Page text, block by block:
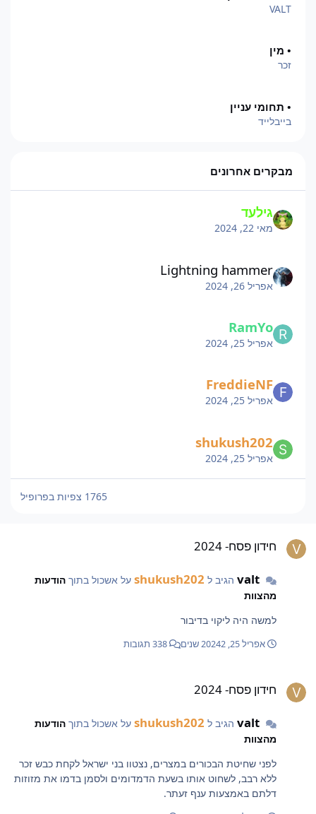
VALT
• מין
זכר
• תחומי עניין
בייבלייד
מבקרים אחרונים
גילעד
מאי 22, 2024
Lightning hammer
אפריל 26, 2024
RamYo
אפריל 25, 2024
FreddieNF
אפריל 25, 2024
shukush202
אפריל 25, 2024
1765 צפיות בפרופיל
חידון פסח- 2024
valtהגיב ל shukush202על אשכול בתוך הודעות
מהצוות
למשה היה ליקוי בדיבור
אפריל 25, 2024 2 שנים
חידון פסח- 2024
valtהגיב ל shukush202על אשכול בתוך הודעות
מהצוות
לפני שחיטת הבכורים במצרים, נצטוו בני ישראל לקחת כבש זכר
ללא רבב, לשחוט אותו בשעת הדמדומים ולסמן בדמו את מזוזות
דלתם באמצעות ענף זעתר.